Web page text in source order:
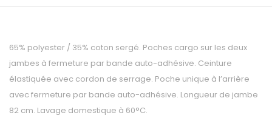
65% polyester / 35% coton sergé. Poches cargo sur les deux
jambes à fermeture par bande auto-adhésive. Ceinture
élastiquée avec cordon de serrage. Poche unique à l’arrière
avec fermeture par bande auto-adhésive. Longueur de jambe
82 cm. Lavage domestique à 60°C.